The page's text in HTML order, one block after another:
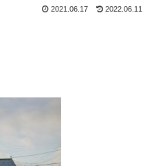
2021.06.17 2022.06.11